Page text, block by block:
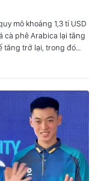
mô khoảng 1,3 tỉ USD
cà phê Arabica lại tăng
tăng trở lại, trong đó